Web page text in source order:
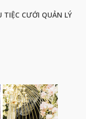
CƯỚI QUẢN LÝ